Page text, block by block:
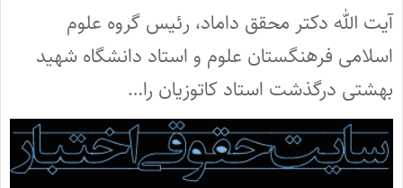
آیت الله دکتر محقق داماد، رئیس گروه علوم
اسلامی فرهنگستان علوم و استاد دانشگاه شهید
بهشتی درگذشت استاد کاتوزیان را…